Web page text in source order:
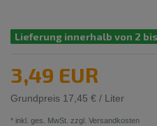
Lieferung innerhalb von 2
3,49 EUR
Grundpreis 17,45 € / Liter
* inkl. ges. MwSt. zzgl. Versandkosten